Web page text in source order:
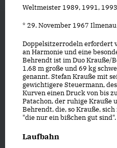
Weltmeister 1989, 1991,
* 29. November 1967 Ilmenau
Doppelsitzerrodeln erfordert
an Harmonie und eine
Behrendt ist im Duo Krauße/
1,68 m große und 69 kg
genannt. Stefan Krauße mit
gewichtigere Steuermann,
Kurven einen Druck von bis
Patachon, der ruhige Krauße
Behrendt, die, so Krauße,
"die nur ein bißchen gut sind".
Laufbahn